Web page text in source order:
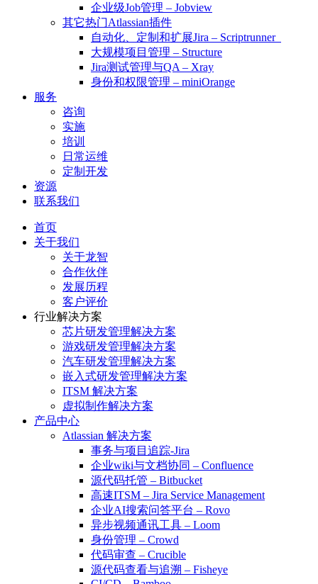
企业级Job管理 – Jobview
其它热门Atlassian插件
自动化、定制和扩展Jira – Scriptrunner
大规模项目管理 – Structure
Jira测试管理与QA – Xray
身份和权限管理 – miniOrange
服务
咨询
实施
培训
日常运维
定制开发
资源
联系我们
首页
关于我们
关于龙智
合作伙伴
发展历程
客户评价
行业解决方案
芯片研发管理解决方案
游戏研发管理解决方案
汽车研发管理解决方案
嵌入式研发管理解决方案
ITSM 解决方案
虚拟制作解决方案
产品中心
Atlassian 解决方案
事务与项目追踪-Jira
企业wiki与文档协同 – Confluence
源代码托管 – Bitbucket
高速ITSM – Jira Service Management
企业AI搜索问答平台 – Rovo
异步视频通讯工具 – Loom
身份管理 – Crowd
代码审查 – Crucible
源代码查看与追溯 – Fisheye